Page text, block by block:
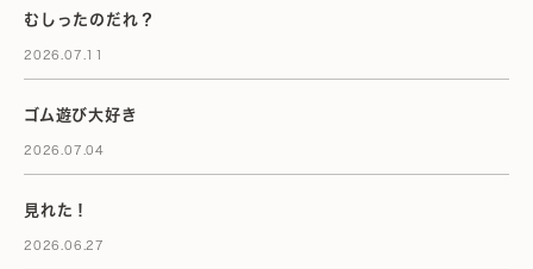
むしったのだれ？
2026.07.11
ゴム遊び大好き
2026.07.04
見れた！
2026.06.27